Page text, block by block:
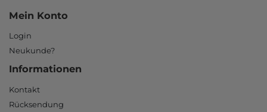
Mein Konto
Login
Neukunde?
Informationen
Kontakt
Rücksendung